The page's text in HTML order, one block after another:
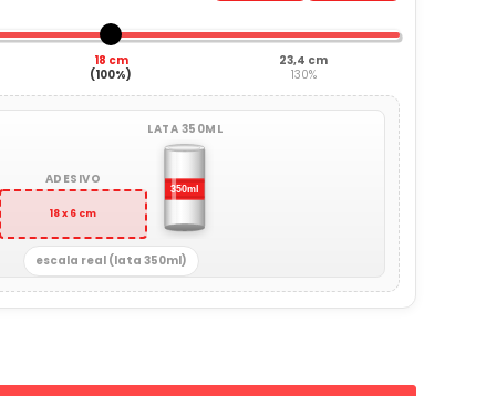
18 cm
(100%)
23,4 cm
130%
ADESIVO
18 x 6 cm
LATA 350ML
escala real (lata 350ml)